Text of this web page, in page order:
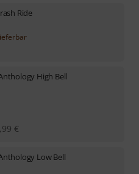
Ride
High Bell
€
Low Bell